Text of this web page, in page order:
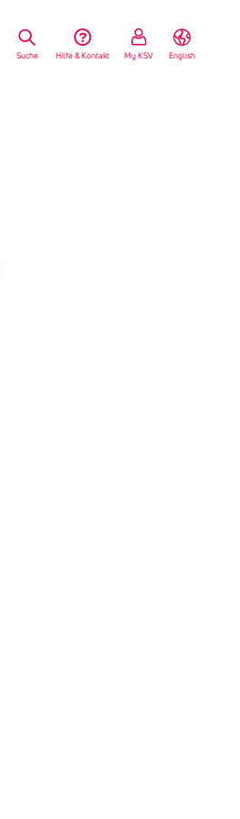
Suche Hilfe & Kontakt My KSV English